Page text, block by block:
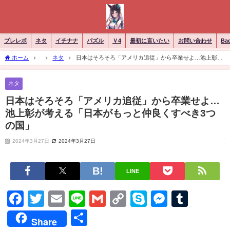
ブレレボ ネタ イチナナ パズル Ｖ4 最初に言いたい お問い合わせ
ホーム ネタ
日本はそろそろ「アメリカ追従」から卒業せよ…池上彰が
考える「日本がもっと仲良くすべき3つの国」
ネタ
日本はそろそろ「アメリカ追従」から卒業せよ…
池上彰が考える「日本がもっと仲良くすべき3つ
の国」
2024年3月27日 2024年3月27日
LINE
Facebook
Twitter
EmailLineGmailCopySkype
Share